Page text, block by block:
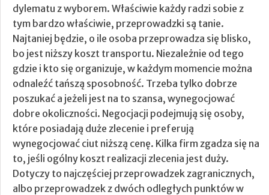
dylematu z wyborem. Właściwie każdy radzi sobie z
tym bardzo właściwie, przeprowadzki są tanie.
Najtaniej będzie, o ile osoba przeprowadza się blisko,
bo jest niższy koszt transportu. Niezależnie od tego
gdzie i kto się organizuje, w każdym momencie można
odnaleźć tańszą sposobność. Trzeba tylko dobrze
poszukać a jeżeli jest na to szansa, wynegocjować
dobre okoliczności. Negocjacji podejmują się osoby,
które posiadają duże zlecenie i preferują
wynegocjować ciut niższą cenę. Kilka firm zgadza się na
to, jeśli ogólny koszt realizacji zlecenia jest duży.
Dotyczy to najczęściej przeprowadzek zagranicznych,
albo przeprowadzek z dwóch odległych punktów w